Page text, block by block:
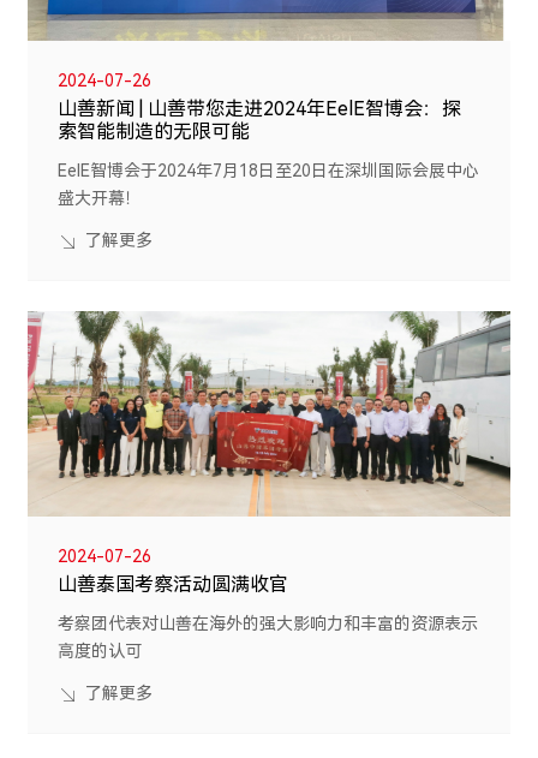
2024-07-26
山善新闻 | 山善带您走进2024年EelE智博会：探
索智能制造的无限可能
EelE智博会于2024年7月18日至20日在深圳国际会展中心
盛大开幕！
了解更多
2024-07-26
山善泰国考察活动圆满收官
考察团代表对山善在海外的强大影响力和丰富的资源表示
高度的认可
了解更多